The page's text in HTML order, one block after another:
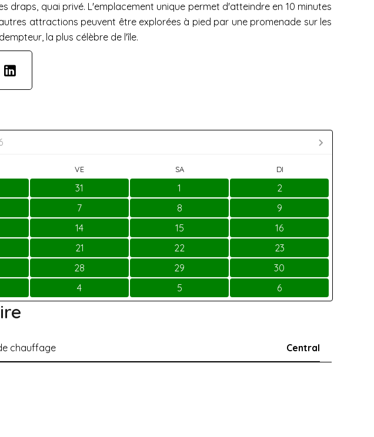
quai privé. L'emplacement unique permet d'atteindre en 10 minutes
attractions peuvent être explorées à pied par une promenade sur les
la plus célèbre de l'île.
VE SA DI
31 1
2
7 8
9
14 15
16
21 22
23
28 29
30
4 5 6
chauffage Central